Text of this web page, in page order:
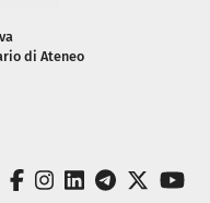
di Ateneo
facebook
instagram
linkedin
telegram
twitter